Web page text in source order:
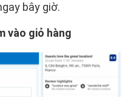
bây giờ.
vào giỏ hàng